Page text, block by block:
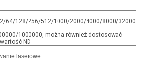
64/128/256/512/1000/2000/4000/8000/32000
1000000, można również dostosować
ND
laserowe